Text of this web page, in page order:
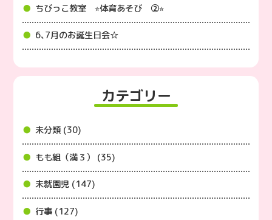
ちびっこ教室 ⭐︎体育あそび ②⭐︎
6､7月のお誕生日会☆
カテゴリー
未分類 (30)
もも組（満３） (35)
未就園児 (147)
行事 (127)